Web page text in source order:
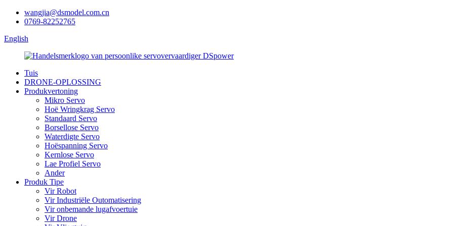
wangjia@dsmodel.com.cn
0769-82252765
English
Tuis
DRONE-OPLOSSING
Produkvertoning
Mikro Servo
Hoë Wringkrag Servo
Standaard Servo
Borsellose Servo
Waterdigte Servo
Hoëspanning Servo
Kernlose Servo
Lae Profiel Servo
Ander
Produk Tipe
Vir Robot
Vir Industriële Outomatisering
Vir onbemande lugafvoertuie
Vir Drone